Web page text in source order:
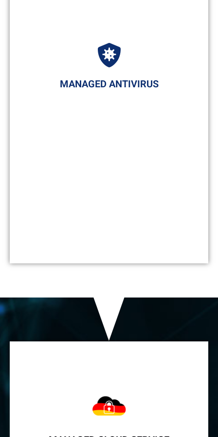
erlaubt Ihnen außerdem eine schnelle
Volltextsuche und besitzt deutlich kürzere
Backup- und Restore-Zeiten als bei
müssen Sie sich also nie wieder Sorgen um
MANAGED ANTIVIRUS
Spam- und Malware-Mails suchen täglich den Weg in
Ihre Postfächer. Eine nachgeahmte Mail-Adresse des
Chefs oder ein vermeintlicher Intranet-Link des